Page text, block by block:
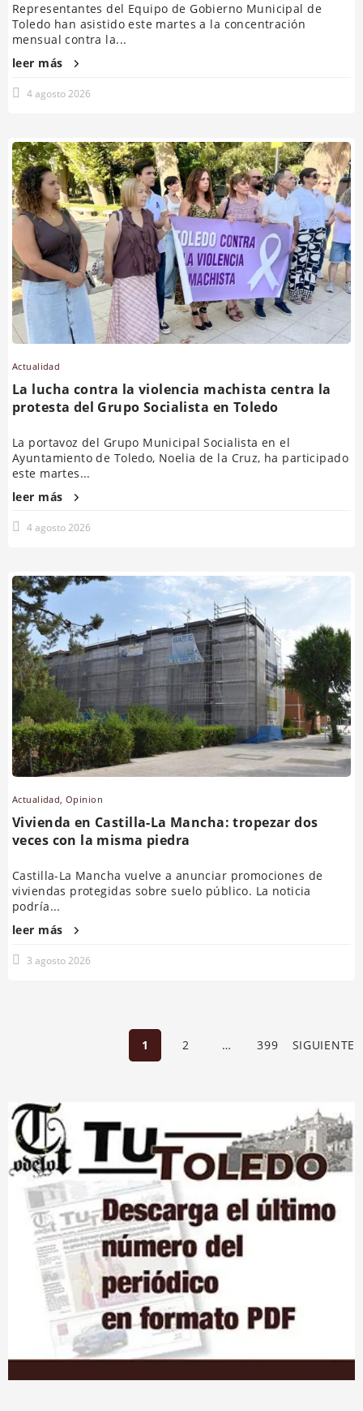
Representantes del Equipo de Gobierno Municipal de
Toledo han asistido este martes a la concentración
mensual contra la...
leer más
4 agosto 2026
Actualidad
La lucha contra la violencia machista centra la
protesta del Grupo Socialista en Toledo
La portavoz del Grupo Municipal Socialista en el
Ayuntamiento de Toledo, Noelia de la Cruz, ha participado
este martes...
leer más
4 agosto 2026
Actualidad,Opinion
Vivienda en Castilla-La Mancha: tropezar dos
veces con la misma piedra
Castilla-La Mancha vuelve a anunciar promociones de
viviendas protegidas sobre suelo público. La noticia
podría...
leer más
3 agosto 2026
1 2 … 399 SIGUIENTE